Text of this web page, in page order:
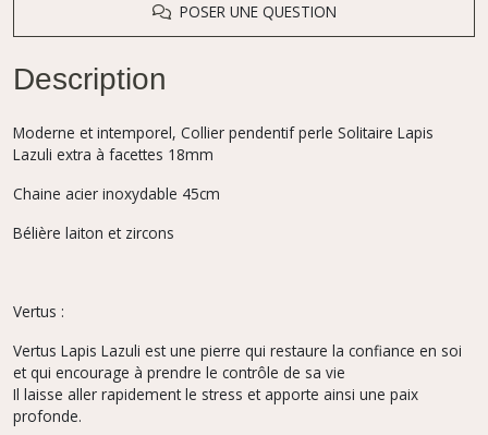
POSER UNE QUESTION
Description
Moderne et intemporel, Collier pendentif perle Solitaire Lapis
Lazuli extra à facettes 18mm
Chaine acier inoxydable 45cm
Bélière laiton et zircons
Vertus :
Vertus Lapis Lazuli est une pierre qui restaure la confiance en soi
et qui encourage à prendre le contrôle de sa vie
Il laisse aller rapidement le stress et apporte ainsi une paix
profonde.